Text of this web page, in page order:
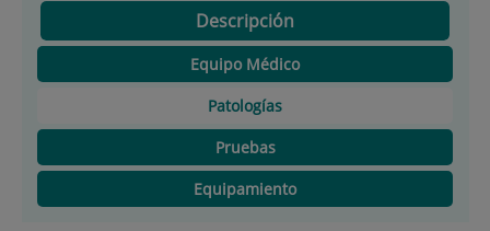
Descripción
Equipo Médico
Patologías
Pruebas
Equipamiento